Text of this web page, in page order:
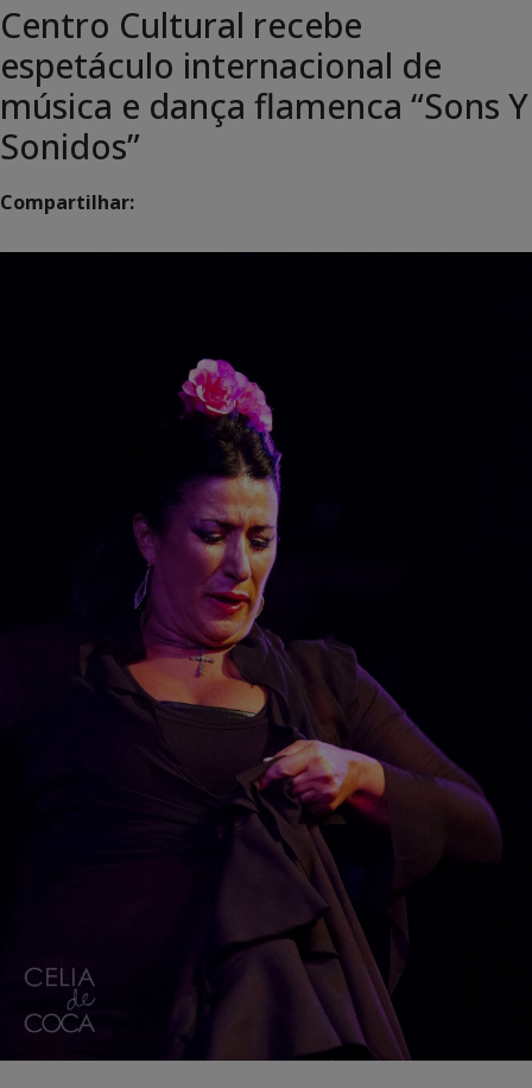
Centro Cultural recebe
espetáculo internacional de
música e dança flamenca “Sons Y
Sonidos”
Compartilhar: